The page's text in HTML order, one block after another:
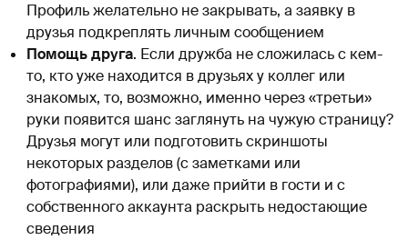
Профиль желательно не закрывать, а заявку в
друзья подкреплять личным сообщением
Помощь друга. Если дружба не сложилась с кем-
то, кто уже находится в друзьях у коллег или
знакомых, то, возможно, именно через «третьи»
руки появится шанс заглянуть на чужую страницу?
Друзья могут или подготовить скриншоты
некоторых разделов (с заметками или
фотографиями), или даже прийти в гости и с
собственного аккаунта раскрыть недостающие
сведения